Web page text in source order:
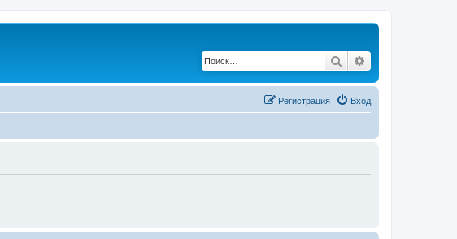
Поиск
Вход
Регистрация